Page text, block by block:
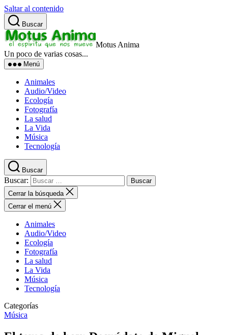
Saltar al contenido
Buscar
Motus Anima
Un poco de varias cosas...
Menú
Animales
Audio/Video
Ecología
Fotografía
La salud
La Vida
Música
Tecnología
Buscar
Buscar:
Cerrar la búsqueda
Cerrar el menú
Animales
Audio/Video
Ecología
Fotografía
La salud
La Vida
Música
Tecnología
Categorías
Música